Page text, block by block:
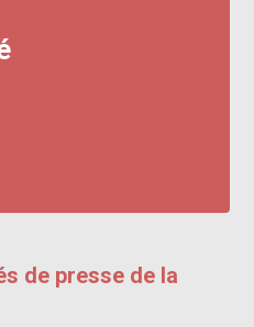
de presse de la